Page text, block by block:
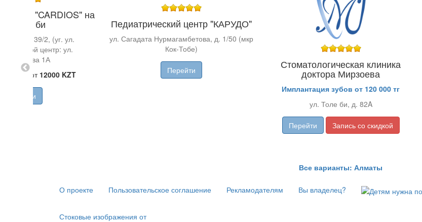
центр "CARDIOS" на
би
би, д. 139/2, (уг. ул.
второй центр: ул.
1А
прием от 12000 KZT
Перейти
Педиатрический центр "КАРУДО"
ул. Сагадата Нурмагамбетова, д. 1/50 (мкр
Кок-Тобе)
Перейти Стоматологическая клиника
доктора Мирзоева
Имплантация зубов от 120 000 тг
ул. Толе би, д. 82A
Перейти Запись со скидкой
Все варианты: Алматы
О проекте Пользовательское соглашение Рекламодателям Вы владелец?
Стоковые изображения от